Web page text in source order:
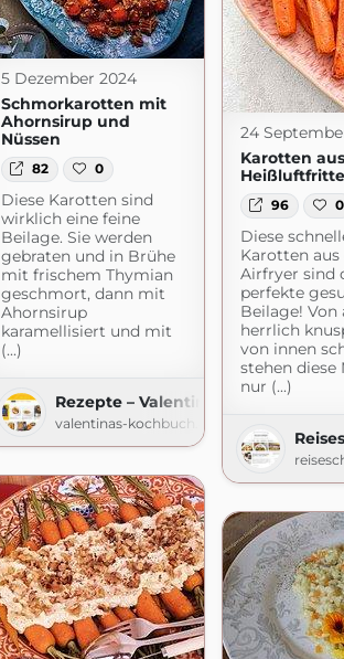
5 Dezember 2024
Schmorkarotten mit
Ahornsirup und
Nüssen
82 0
Diese Karotten sind
wirklich eine feine
Beilage. Sie werden
gebraten und in Brühe
mit frischem Thymian
geschmort, dann mit
Ahornsirup
karamellisiert und mit
(...)
Rezepte – Valentinas-Kochbuch.de
valentinas-kochbuch.de
24
Karotten
96 0
Diese
Karotten aus
Airfryer sind
perfekte
Beilage! Von
herrlich
von innen
stehen diese
nur (...)